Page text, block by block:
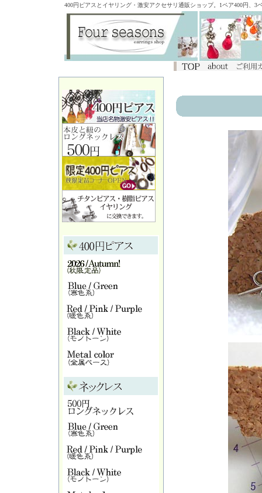
400円ピアスとイヤリング・激安アクセサリ通販ショップ。1ペア400円、